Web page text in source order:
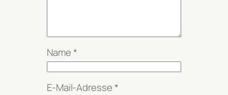
Name*
E-Mail-Adresse*